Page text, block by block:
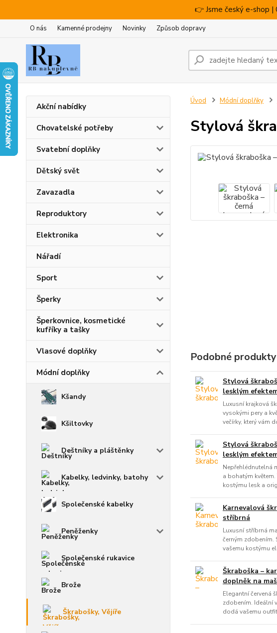
👉 Jsme český e-shop
O nás Kamenné prodejny Novinky Způsob dopravy
Akční nabídky
Chovatelské potřeby
Svatební doplňky
Dětský svět
Zavazadla
Reproduktory
Elektronika
Nářadí
Sport
Šperky
Šperkovnice, kosmetické
kufříky a tašky
Vlasové doplňky
Módní doplňky
Kšandy
Kšiltovky
Deštníky a pláštěnky
Kabelky, ledvinky, batohy
Společenské kabelky
Peněženky
Společenské rukavice
Brože
Škrabošky, Vějíře
Úvod Módní doplňky
Stylová
Podobné produkty
Stylová
lesklým
Luxusní krajková
vysokými pery a
večírky, který vám
Stylová
lesklým
Nepřehlédnutelná
a bohatým
kostýmu lesk a
Karnevalová
stříbrná
Luxusní stříbrná
černým
vašemu kostýmu
Škraboška –
doplněk na
Elegantní červená
zdobením. Ideální
dodá vašemu